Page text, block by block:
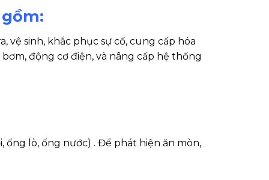
vệ sinh, khắc phục sự cố, cung cấp hóa
động cơ điện, và nâng cấp hệ thống
ống lò, ống nước) . Để phát hiện ăn mòn,